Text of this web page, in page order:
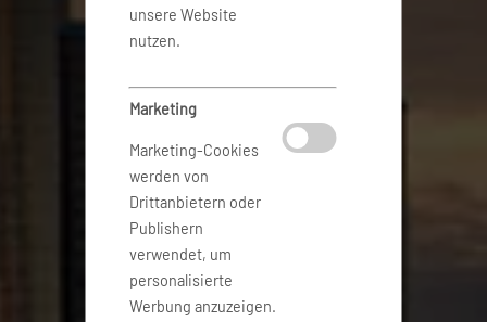
unsere Website
nutzen.
Marketing
Marketing-Cookies
werden von
Drittanbietern oder
Publishern
verwendet, um
personalisierte
Werbung anzuzeigen.